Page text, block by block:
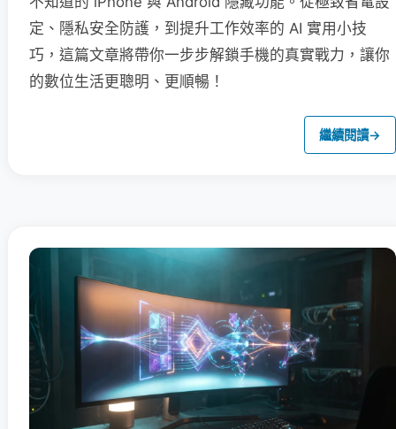
定、隱私安全防護，到提升工作效率的 AI 實用小技
巧，這篇文章將帶你一步步解鎖手機的真實戰力，讓你
的數位生活更聰明、更順暢！
繼續閱讀→